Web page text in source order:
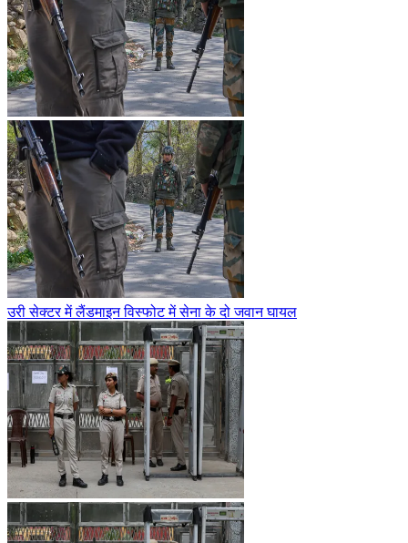
उरी सेक्टर में लैंडमाइन विस्फोट में सेना के दो जवान घायल